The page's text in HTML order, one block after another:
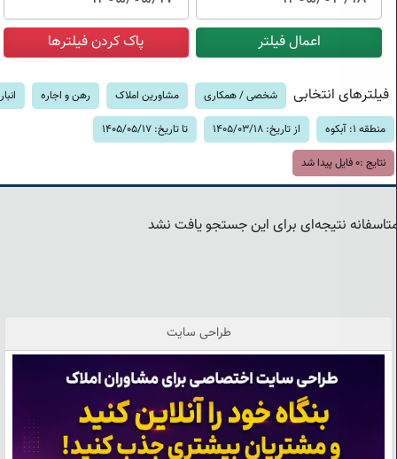
فیلترهای انتخابی شخصی / همکاری مشاورین املاک رهن و اجاره انبار
منطقه 1: آبکوه از تاریخ: 1405/03/18 تا تاریخ: 1405/05/17
نتایج :0 فایل پیدا شد
نتیجه‌ای برای این جستجو یافت نشد
طراحی سایت